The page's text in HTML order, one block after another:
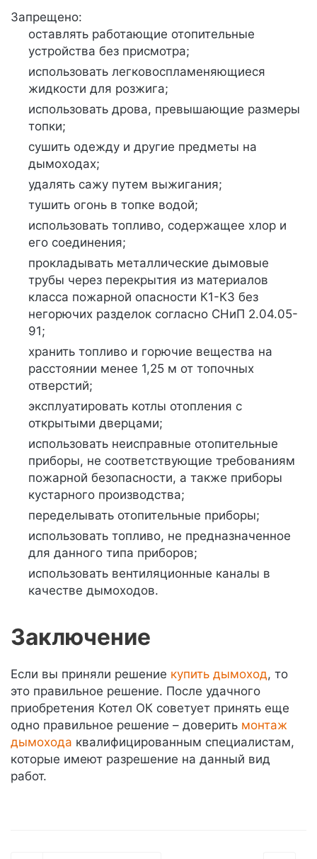
Запрещено:
оставлять работающие отопительные
устройства без присмотра;
использовать легковоспламеняющиеся
жидкости для розжига;
использовать дрова, превышающие размеры
топки;
сушить одежду и другие предметы на
дымоходах;
удалять сажу путем выжигания;
тушить огонь в топке водой;
использовать топливо, содержащее хлор и
его соединения;
прокладывать металлические дымовые
трубы через перекрытия из материалов
класса пожарной опасности К1-К3 без
негорючих разделок согласно СНиП 2.04.05-
91;
хранить топливо и горючие вещества на
расстоянии менее 1,25 м от топочных
отверстий;
эксплуатировать котлы отопления с
открытыми дверцами;
использовать неисправные отопительные
приборы, не соответствующие требованиям
пожарной безопасности, а также приборы
кустарного производства;
переделывать отопительные приборы;
использовать топливо, не предназначенное
для данного типа приборов;
использовать вентиляционные каналы в
качестве дымоходов.
Заключение
Если вы приняли решение купить дымоход, то
это правильное решение. После удачного
приобретения Котел ОК советует принять еще
одно правильное решение – доверить монтаж
дымохода квалифицированным специалистам,
которые имеют разрешение на данный вид
работ.